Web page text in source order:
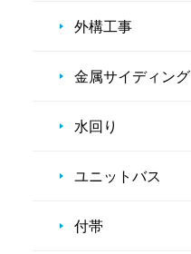
外構工事
金属サイディング
水回り
ユニットバス
付帯